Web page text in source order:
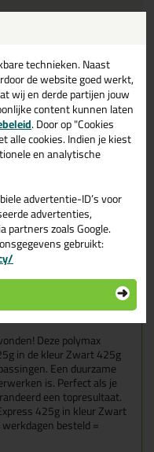
Reviews (4)
& Seal
Deze polymax
in de kleur Zwart 425g
Een duurzame
is. Perfect als je
een topresultaat.
425g in kleur Zwart
besteld =
technieken. Naast
de website goed werkt,
wij en derde partijen jouw
content kunnen laten
. Door op "Cookies
alle cookies. Indien je kiest
en analytische
advertentie-ID’s voor
advertenties,
partners zoals Google.
gebruikt: